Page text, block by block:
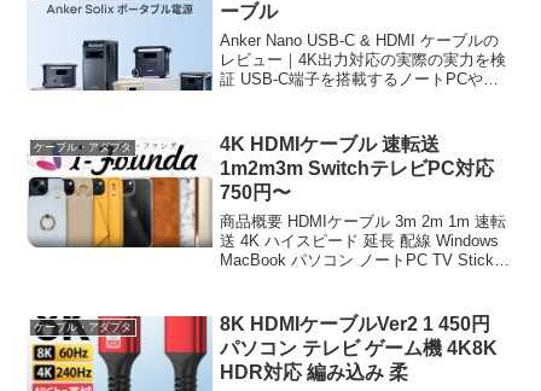
ーブル
Anker Nano USB-C & HDMI ケーブルの
レビュー｜4K出力対応の実際の実力を検
証 USB-C端子を搭載するノートPCやタ
配線や変換アダプタの選択肢...
ケーブル・アダプタ
4K HDMIケーブル 速転送
1m2m3m SwitchテレビPC対応
750円〜
商品概要 HDMIケーブル 3m 2m 1m 速転
送 4K ハイスピード 延長 配線 Windows
MacBook パソコン ノートPC TV Stick
ケーブル・アダプタ
8K HDMIケーブルVer2 1 450円
パソコン テレビ ゲーム機 4K8K
HDR対応 編み込み 柔